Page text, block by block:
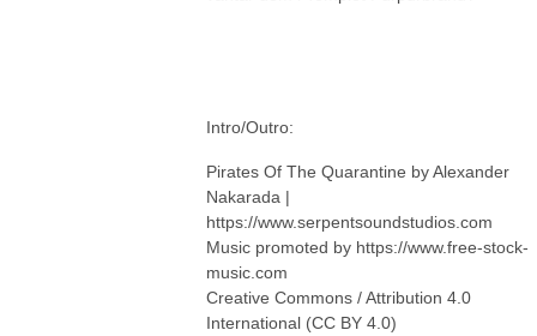
Intro/Outro:
Pirates Of The Quarantine by Alexander
Nakarada |
https://www.serpentsoundstudios.com
Music promoted by https://www.free-stock-
music.com
Creative Commons / Attribution 4.0
International (CC BY 4.0)